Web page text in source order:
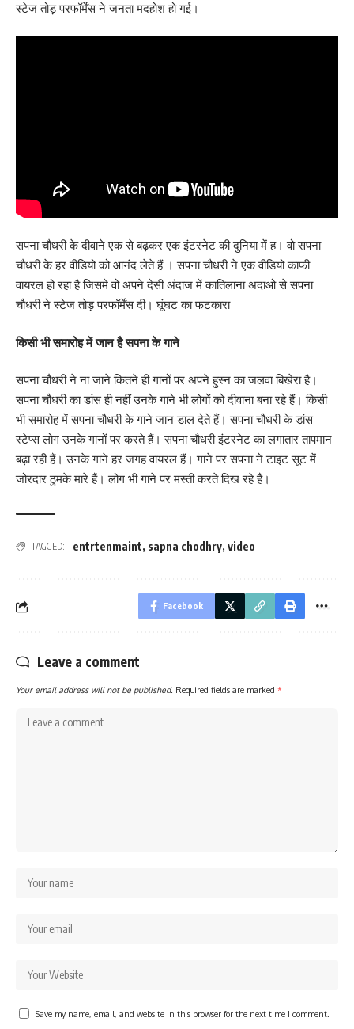
स्टेज तोड़ परफॉर्मेंस ने जनता मदहोश हो गई।
सपना चौधरी के दीवाने एक से बढ़कर एक इंटरनेट की दुनिया में ह। वो सपना
चौधरी के हर वीडियो को आनंद लेते हैं । सपना चौधरी ने एक वीडियो काफी
वायरल हो रहा है जिसमे वो अपने देसी अंदाज में कातिलाना अदाओ से सपना
चौधरी ने स्टेज तोड़ परफॉर्मेंस दी। घूंघट का फटकारा
किसी भी समारोह में जान है सपना के गाने
सपना चौधरी ने ना जाने कितने ही गानों पर अपने हुस्न का जलवा बिखेरा है।
सपना चौधरी का डांस ही नहीं उनके गाने भी लोगों को दीवाना बना रहे हैं। किसी
भी समारोह में सपना चौधरी के गाने जान डाल देते हैं। सपना चौधरी के डांस
स्टेप्स लोग उनके गानों पर करते हैं। सपना चौधरी इंटरनेट का लगातार तापमान
बढ़ा रही हैं। उनके गाने हर जगह वायरल हैं। गाने पर सपना ने टाइट सूट में
जोरदार ठुमके मारे हैं। लोग भी गाने पर मस्ती करते दिख रहे हैं।
TAGGED: entrtenmaint, sapna chodhry, video
Facebook
Leave a comment
Your email address will not be published. Required fields are marked *
Save my name, email, and website in this browser for the next time I comment.